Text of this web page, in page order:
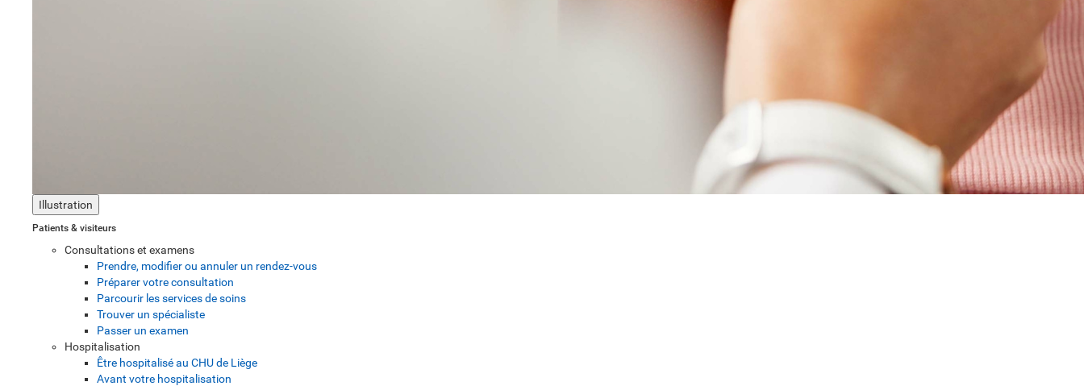
Illustration
Patients & visiteurs
Consultations et examens
Prendre, modifier ou annuler un rendez-vous
Préparer votre consultation
Parcourir les services de soins
Trouver un spécialiste
Passer un examen
Hospitalisation
Être hospitalisé au CHU de Liège
Avant votre hospitalisation